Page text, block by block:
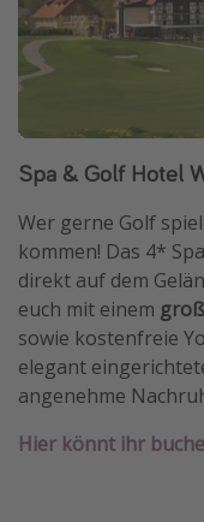
Spa & Golf Hotel
Wer gerne Golf
kommen! Das 4*
direkt auf dem
euch mit einem
sowie kostenfreie
elegant
angenehme
Hier könnt ihr